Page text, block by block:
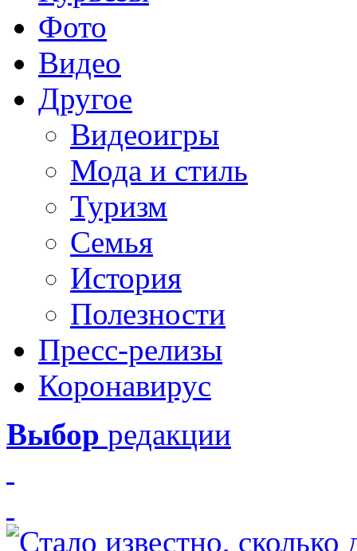
Фото
Видео
Другое
Видеоигры
Мода и стиль
Туризм
Семья
История
Полезности
Пресс-релизы
Коронавирус
Выбор редакции